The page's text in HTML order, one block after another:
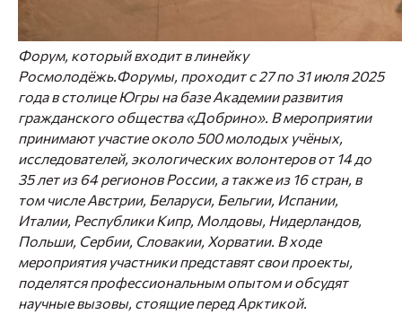
Форум, который входит в линейку
Росмолодёжь.Форумы, проходит с 27 по 31 июля 2025
года в столице Югры на базе Академии развития
гражданского общества «Добрино». В мероприятии
принимают участие около 500 молодых учёных,
исследователей, экологических волонтеров от 14 до
35 лет из 64 регионов России, а также из 16 стран, в
том числе Австрии, Беларуси, Бельгии, Испании,
Италии, Республики Кипр, Молдовы, Нидерландов,
Польши, Сербии, Словакии, Хорватии. В ходе
мероприятия участники представят свои проекты,
поделятся профессиональным опытом и обсудят
научные вызовы, стоящие перед Арктикой.